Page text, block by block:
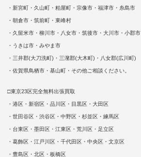
・新宮町・久山町・粕屋町・宗像市・福津市・糸島市
・朝倉市・筑前町・東峰村
・久留米市・柳川市・八女市・筑後市・大川市・小郡市
・うきは市・みやま市
・三井郡(大刀洗町)・三潴郡(大木町)・八女郡(広川町)
・佐賀県鳥栖市・基山町・その他ご相談ください。
□東京23区完全無料出張買取
・港区・新宿区・品川区・目黒区・大田区
・世田谷区・渋谷区・中野区・杉並区・練馬区
・台東区・墨田区・江東区・荒川区・足立区
・葛飾区・江戸川区・千代田区・中央区・文京区
・豊島区・北区・板橋区